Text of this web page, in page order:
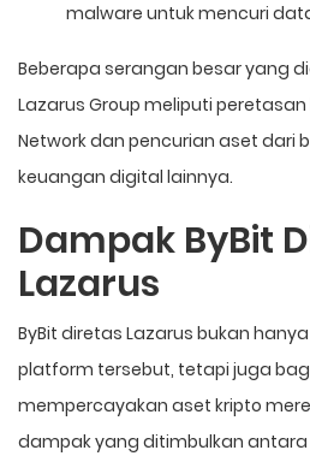
malware untuk mencuri
Beberapa serangan besar yang
Lazarus Group meliputi peretasan
Network dan pencurian aset dari
keuangan digital lainnya.
Dampak ByBit
Lazarus
ByBit diretas Lazarus bukan
platform tersebut, tetapi juga
mempercayakan aset kripto
dampak yang ditimbulkan antara